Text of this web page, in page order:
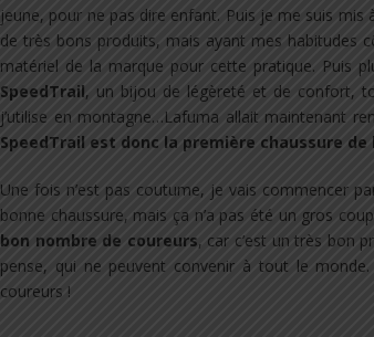
jeune, pour ne pas dire enfant. Puis je me suis
de très bons produits, mais ayant mes habitudes
matériel de la marque pour cette pratique. Puis
SpeedTrail, un bijou de légèreté et de confort,
j’utilise en montagne…Lafuma allait maintenant
SpeedTrail est donc la première chaussure
Une fois n’est pas coutume, je vais commencer
bonne chaussure, mais ça n’a pas été un gros
bon nombre de coureurs, car c’est un très bon
pense, qui ne peuvent convenir à tout le
coureurs !